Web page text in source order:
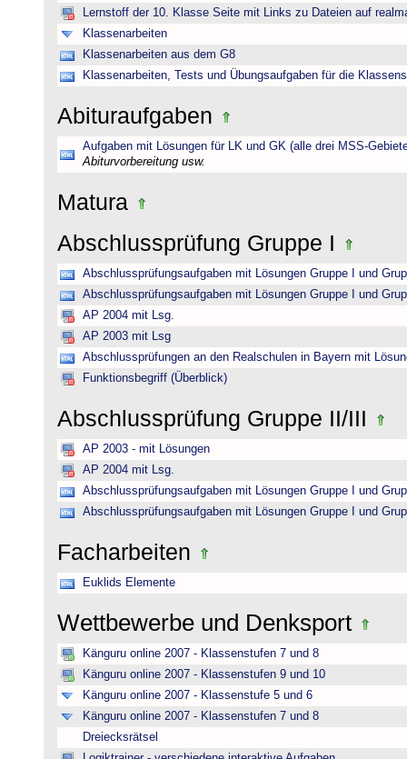
Lernstoff der 10. Klasse Seite mit Links zu Dateien auf
Klassenarbeiten
Klassenarbeiten aus dem G8
Klassenarbeiten, Tests und Übungsaufgaben für die
Abituraufgaben
Aufgaben mit Lösungen für LK und GK (alle drei MSS-
Abiturvorbereitung usw.
Matura
Abschlussprüfung Gruppe I
Abschlussprüfungsaufgaben mit Lösungen Gruppe I und
Abschlussprüfungsaufgaben mit Lösungen Gruppe I und
AP 2004 mit Lsg.
AP 2003 mit Lsg
Abschlussprüfungen an den Realschulen in Bayern mit
Funktionsbegriff (Überblick)
Abschlussprüfung Gruppe II/III
AP 2003 - mit Lösungen
AP 2004 mit Lsg.
Abschlussprüfungsaufgaben mit Lösungen Gruppe I und
Abschlussprüfungsaufgaben mit Lösungen Gruppe I und
Facharbeiten
Euklids Elemente
Wettbewerbe und Denksport
Känguru online 2007 - Klassenstufen 7 und 8
Känguru online 2007 - Klassenstufen 9 und 10
Känguru online 2007 - Klassenstufe 5 und 6
Känguru online 2007 - Klassenstufen 7 und 8
Dreiecksrätsel